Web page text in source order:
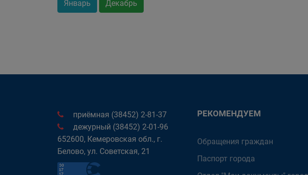
Январь Декабрь
приёмная (38452) 2-81-37
дежурный (38452) 2-01-96
652600, Кемеровская обл., г.
Белово, ул. Советская, 21
РЕКОМЕНДУЕМ
Обращения граждан
Паспорт города